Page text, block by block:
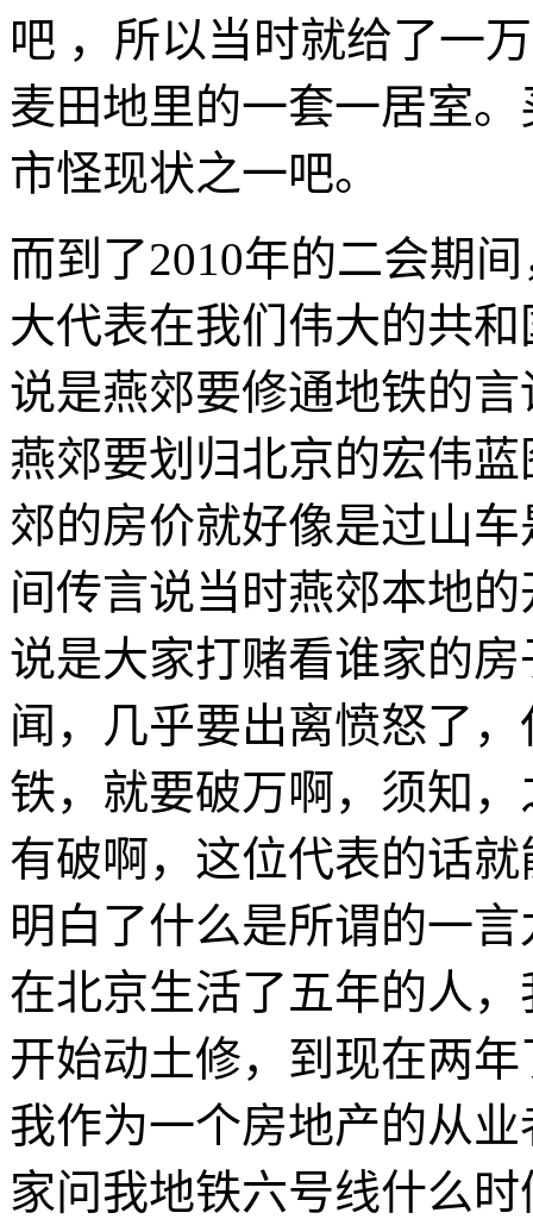
吧 ，所以当时就给了一
麦田地里的一套一居室
市怪现状之一吧。
而到了2010年的二会期
大代表在我们伟大的共
说是燕郊要修通地铁的
燕郊要划归北京的宏伟
郊的房价就好像是过山
间传言说当时燕郊本地
说是大家打赌看谁家的
闻，几乎要出离愤怒了
铁，就要破万啊，须知
有破啊，这位代表的话
明白了什么是所谓的一
在北京生活了五年的人
开始动土修，到现在两
我作为一个房地产的从
家问我地铁六号线什么